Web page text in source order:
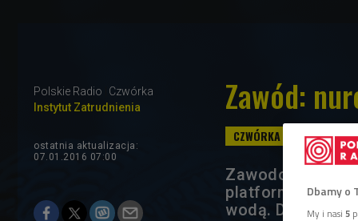
Polskie Radio
Czwórka
Instytut Zatrudnienia
Zawód:
ostatnia aktualizacja:
07.01.2016 07:00
Zawodowy nurek
platformach
wodą. Druga
Dbamy o
My i nasi 5